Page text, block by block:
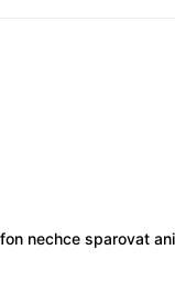
nechce sparovat